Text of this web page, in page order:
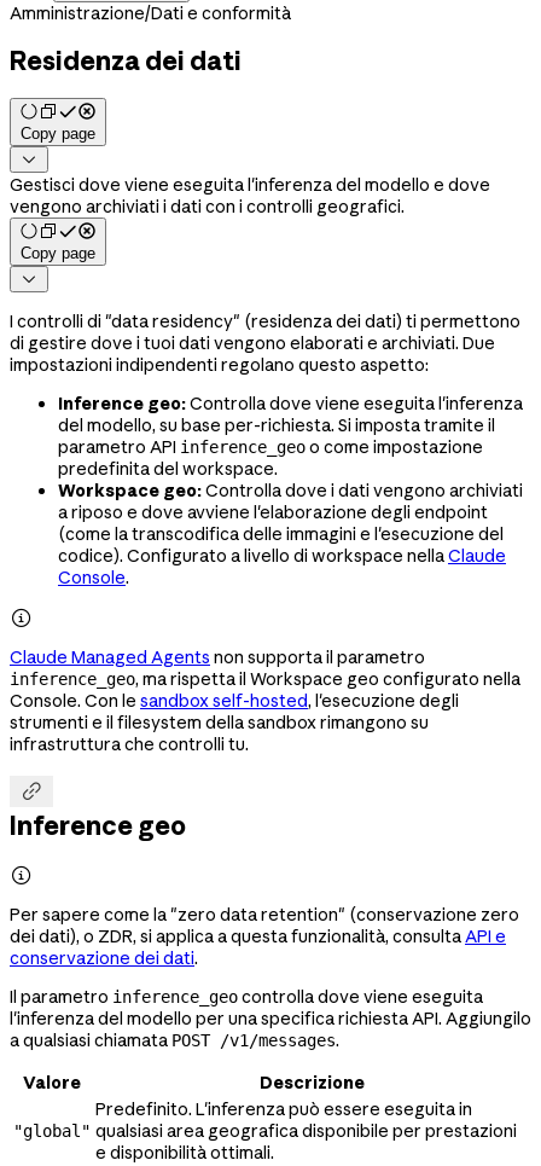
Amministrazione/Dati e conformità
Residenza dei dati
Copy page

Gestisci dove viene eseguita l'inferenza del modello e dove
vengono archiviati i dati con i controlli geografici.
Copy page

I controlli di "data residency" (residenza dei dati) ti permettono
di gestire dove i tuoi dati vengono elaborati e archiviati. Due
impostazioni indipendenti regolano questo aspetto:
Inference geo:Controlla dove viene eseguita l'inferenza
del modello, su base per-richiesta. Si imposta tramite il
parametro API inference_geoo come impostazione
predefinita del workspace.
Workspace geo:Controlla dove i dati vengono archiviati
a riposo e dove avviene l'elaborazione degli endpoint
(come la transcodifica delle immagini e l'esecuzione del
codice). Configurato a livello di workspace nellaClaude
Console.

Claude Managed Agents non supporta il parametro
inference_geo, ma rispetta il Workspace geo configurato nella
Console. Con le sandbox self-hosted, l'esecuzione degli
strumenti e il filesystem della sandbox rimangono su
infrastruttura che controlli tu.

Inference geo

Per sapere come la "zero data retention" (conservazione zero
dei dati), o ZDR, si applica a questa funzionalità, consultaAPI e
conservazione dei dati.
Il parametro inference_geocontrolla dove viene eseguita
l'inferenza del modello per una specifica richiesta API. Aggiungilo
a qualsiasi chiamata POST /v1/messages.
Valore
Descrizione
"global"
Predefinito. L'inferenza può essere eseguita in
qualsiasi area geografica disponibile per prestazioni
e disponibilità ottimali.